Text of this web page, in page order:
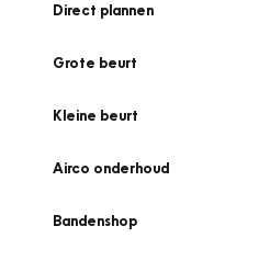
Direct plannen
Grote beurt
Kleine beurt
Airco onderhoud
Bandenshop